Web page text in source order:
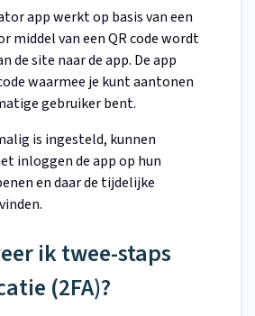
app werkt op basis van een
middel van een QR code wordt
de site naar de app. De app
waarmee je kunt aantonen
gebruiker bent.
is ingesteld, kunnen
inloggen de app op hun
en daar de tijdelijke
ik twee-staps
(2FA)?